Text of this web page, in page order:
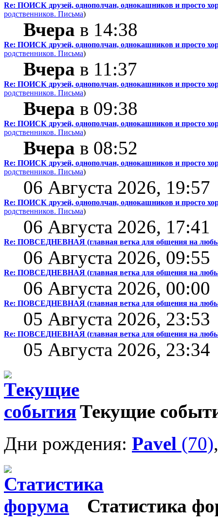
Re: ПОИСК друзей, однополчан, однокашников и просто
родственников. Письма)
Вчера в 14:38
Re: ПОИСК друзей, однополчан, однокашников и просто
родственников. Письма)
Вчера в 11:37
Re: ПОИСК друзей, однополчан, однокашников и просто
родственников. Письма)
Вчера в 09:38
Re: ПОИСК друзей, однополчан, однокашников и просто
родственников. Письма)
Вчера в 08:52
Re: ПОИСК друзей, однополчан, однокашников и просто
родственников. Письма)
06 Августа 2026, 19:57
Re: ПОИСК друзей, однополчан, однокашников и просто
родственников. Письма)
06 Августа 2026, 17:41
Re: ПОВСЕДНЕВНАЯ (главная ветка для общения на
06 Августа 2026, 09:55
Re: ПОВСЕДНЕВНАЯ (главная ветка для общения на
06 Августа 2026, 00:00
Re: ПОВСЕДНЕВНАЯ (главная ветка для общения на
05 Августа 2026, 23:53
Re: ПОВСЕДНЕВНАЯ (главная ветка для общения на
05 Августа 2026, 23:34
Текущие
Дни рождения: Pavel (70)
Статистика